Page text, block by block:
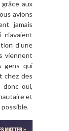
aux
avions
jamais
d’une
viennent
gens qui
chez des
donc oui,
et
possible.